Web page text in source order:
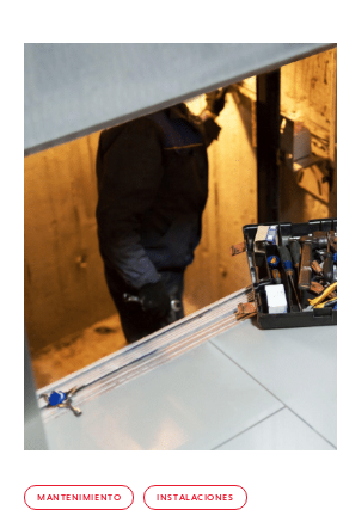
MANTENIMIENTO INSTALACIONES